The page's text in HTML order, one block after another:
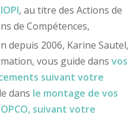
, au titre des Actions de
de Compétences,
depuis 2006, Karine Sautel,
vous guide dans vos
suivant votre
dans le montage de vos
, suivant votre